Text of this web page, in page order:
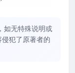
如无特殊说明或
犯了原著者的